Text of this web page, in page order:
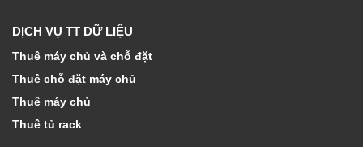
DỊCH VỤ TT DỮ LIỆU
Thuê máy chủ và chỗ đặt
Thuê chỗ đặt máy chủ
Thuê máy chủ
Thuê tủ rack